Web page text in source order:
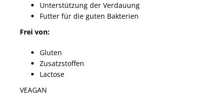
Unterstützung der Verdauung
Futter für die guten Bakterien
Frei von:
Gluten
Zusatzstoffen
Lactose
VEAGAN